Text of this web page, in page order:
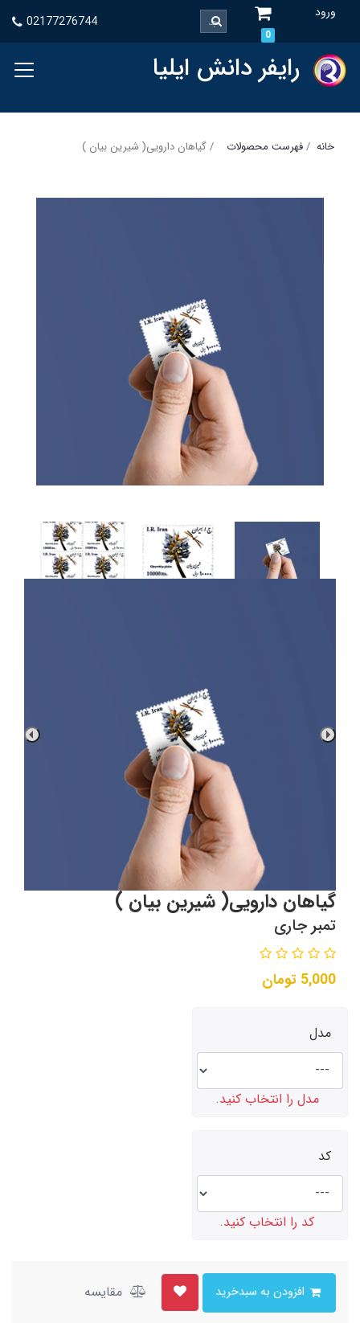
ورود
0
02177276744
رایفر دانش ایلیا
خانه فهرست محصولات گیاهان دارویی( شیرین بیان )
گیاهان دارویی( شیرین بیان )
تمبر جاری
5,000 تومان
مدل
مدل را انتخاب کنید.
کد
کد را انتخاب کنید.
مقایسه